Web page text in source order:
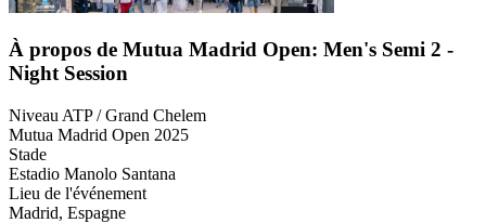
À propos de Mutua Madrid Open: Men's Semi 2 -
Night Session
Niveau ATP / Grand Chelem
Mutua Madrid Open 2025
Stade
Estadio Manolo Santana
Lieu de l'événement
Madrid, Espagne